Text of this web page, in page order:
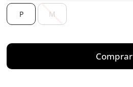
P M
Comprar